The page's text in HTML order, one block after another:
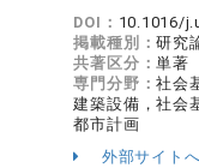
DOI： 10.1016/
掲載種別：研究
共著区分：単著
専門分野：社会
建築設備，社会
都市計画
外部サイト